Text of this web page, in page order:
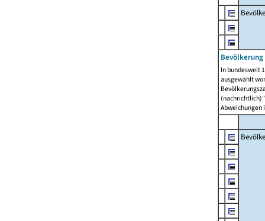
In bundesweit
ausgewählt
Abweichungen